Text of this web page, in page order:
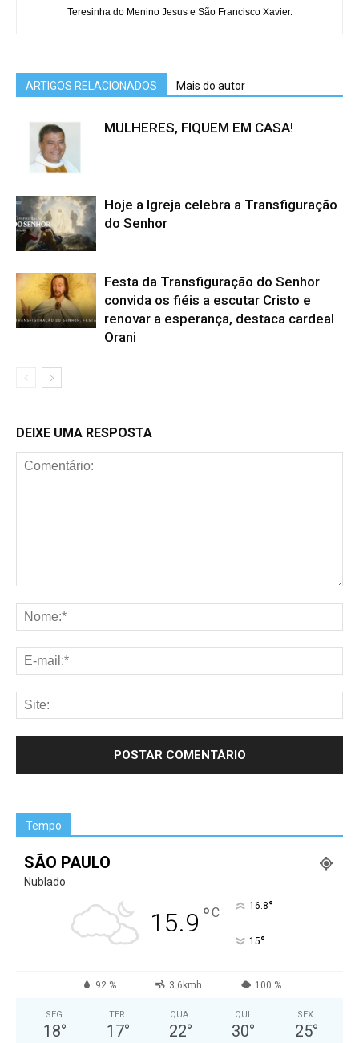
Teresinha do Menino Jesus e São Francisco Xavier.
ARTIGOS RELACIONADOS Mais do autor
MULHERES, FIQUEM EM CASA!
Hoje a Igreja celebra a Transfiguração
do Senhor
Festa da Transfiguração do Senhor
convida os fiéis a escutar Cristo e
renovar a esperança, destaca cardeal
Orani
DEIXE UMA RESPOSTA
Tempo
SÃO PAULO
Nublado
15.9 °C 16.8°
15°
92 % 3.6kmh 100 %
SEG
18°
TER
17°
QUA
22°
QUI
30°
SEX
25°